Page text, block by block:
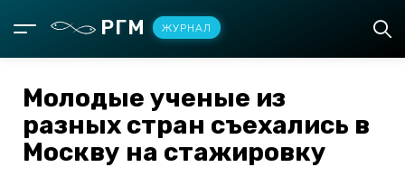
РГМ ЖУРНАЛ
Молодые ученые из
разных стран съехались в
Москву на стажировку